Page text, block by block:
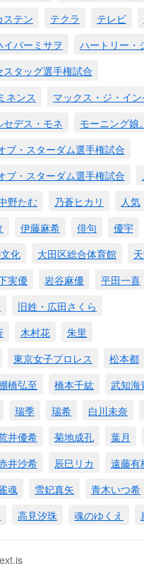
ステン テクラ テレビ
イパーミサヲ
ハートリー・
スタッグ選手権試合
ネンス
マックス・ジ・イ
セデス・モネ
モーニング娘。
ブ・スターダム選手権試合
ブ・スターダム選手権試合
野たむ 乃蒼ヒカリ
人気
伊藤麻希 俳句 優宇
化 大田区総合体育館
実優 岩谷麻優
平田一喜
旧姓・広田さくら
木村花
朱里
東京女子プロレス 松本都
橋弘至 橋本千紘
武知海
瑞季 瑞希 白川未奈
井優希 菊地成孔 葉月
井沙希 辰巳リカ
遠藤有
魂 雪妃真矢 青木いつ希
高見汐珠 魂のゆくえ